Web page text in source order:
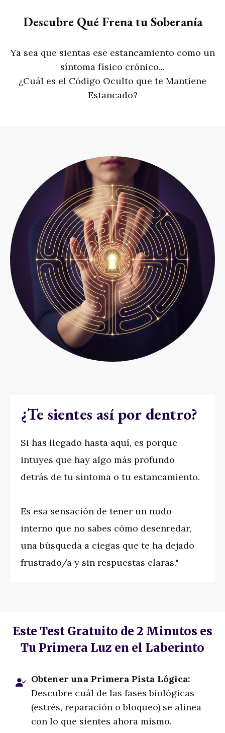
Descubre Qué Frena tu Soberanía
Ya sea que sientas ese estancamiento como un
síntoma físico crónico...
¿Cuál es el Código Oculto que te Mantiene
Estancado?
¿Te sientes así por dentro?
Si has llegado hasta aquí, es porque
intuyes que hay algo más profundo
detrás de tu síntoma o tu estancamiento.
Es esa sensación de tener un nudo
interno que no sabes cómo desenredar,
una búsqueda a ciegas que te ha dejado
frustrado/a y sin respuestas claras."
Este Test Gratuito de 2 Minutos es
Tu Primera Luz en el Laberinto
Obtener una Primera Pista Lógica:
Descubre cuál de las fases biológicas
(estrés, reparación o bloqueo) se alinea
con lo que sientes ahora mismo.